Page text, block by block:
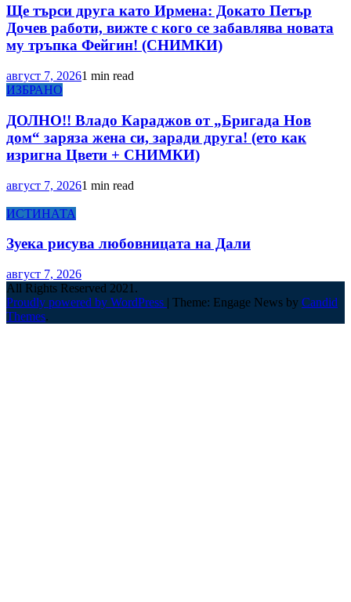
Ще търси друга като Ирмена: Докато Петър
Дочев работи, вижте с кого се забавлява новата
му тръпка Фейгин! (СНИМКИ)
август 7, 20261 min read
ИЗБРАНО
ДОЛНО!! Владо Караджов от „Бригада Нов
дом“ заряза жена си, заради друга! (ето как
изригна Цвети + СНИМКИ)
август 7, 20261 min read
ИСТИНАТА
Зуека рисува любовницата на Дали
август 7, 2026
All Rights Reserved 2021.
Proudly powered by WordPress | Theme: Engage News by Candid
Themes.